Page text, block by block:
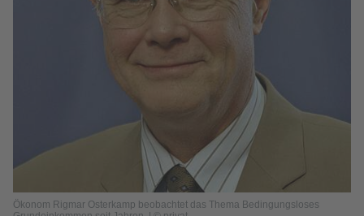
Ökonom Rigmar Osterkamp beobachtet das Thema Bedingungsloses